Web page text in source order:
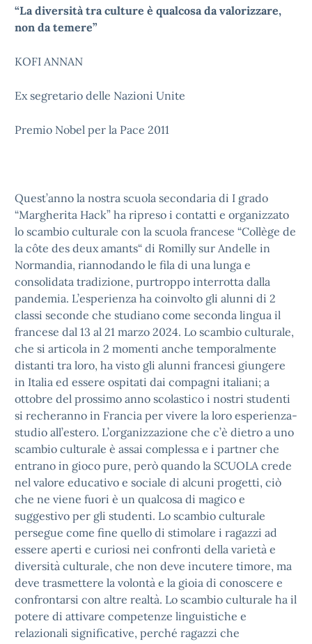
“La diversità tra culture è qualcosa da valorizzare,
non da temere”
KOFI ANNAN
Ex segretario delle Nazioni Unite
Premio Nobel per la Pace 2011
Quest’anno la nostra scuola secondaria di I grado
“Margherita Hack” ha ripreso i contatti e organizzato
lo scambio culturale con la scuola francese “Collège de
la côte des deux amants“ di Romilly sur Andelle in
Normandia, riannodando le fila di una lunga e
consolidata tradizione, purtroppo interrotta dalla
pandemia. L’esperienza ha coinvolto gli alunni di 2
classi seconde che studiano come seconda lingua il
francese dal 13 al 21 marzo 2024. Lo scambio culturale,
che si articola in 2 momenti anche temporalmente
distanti tra loro, ha visto gli alunni francesi giungere
in Italia ed essere ospitati dai compagni italiani; a
ottobre del prossimo anno scolastico i nostri studenti
si recheranno in Francia per vivere la loro esperienza-
studio all’estero. L’organizzazione che c’è dietro a uno
scambio culturale è assai complessa e i partner che
entrano in gioco pure, però quando la SCUOLA crede
nel valore educativo e sociale di alcuni progetti, ciò
che ne viene fuori è un qualcosa di magico e
suggestivo per gli studenti. Lo scambio culturale
persegue come fine quello di stimolare i ragazzi ad
essere aperti e curiosi nei confronti della varietà e
diversità culturale, che non deve incutere timore, ma
deve trasmettere la volontà e la gioia di conoscere e
confrontarsi con altre realtà. Lo scambio culturale ha il
potere di attivare competenze linguistiche e
relazionali significative, perché ragazzi che